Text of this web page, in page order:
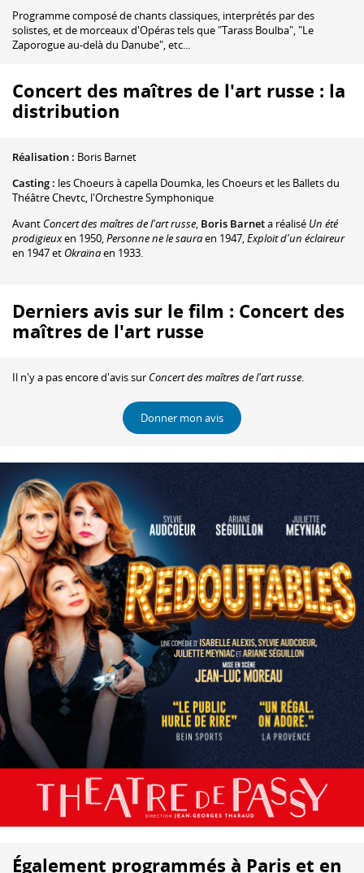
Programme composé de chants classiques, interprétés par des
solistes, et de morceaux d'Opéras tels que "Tarass Boulba", "Le
Zaporogue au-delà du Danube", etc...
Concert des maîtres de l'art russe : la
distribution
Réalisation : Boris Barnet
Casting : les Choeurs à capella Doumka, les Choeurs et les Ballets du
Théâtre Chevtc, l'Orchestre Symphonique
Avant Concert des maîtres de l'art russe, Boris Barneta réalisé Un été
prodigieuxen 1950,Personne ne le sauraen 1947,Exploit d'un éclaireur
en 1947 et Okraïnaen 1933.
Derniers avis sur le film : Concert des
maîtres de l'art russe
Il n'y a pas encore d'avis sur Concert des maîtres de l'art russe.
Donner mon avis
Également programmés à Paris et en